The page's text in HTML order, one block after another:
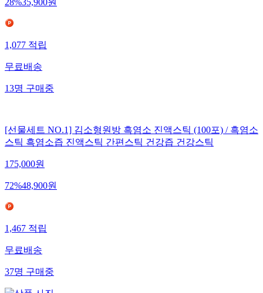
28%35,900원
1,077적립
무료배송
13명구매중
[선물세트 NO.1] 김소형원방 흑염소 진액스틱 (100포) / 흑염소
스틱 흑염소즙 진액스틱 간편스틱 건강즙 건강스틱
175,000원
72%48,900원
1,467적립
무료배송
37명구매중